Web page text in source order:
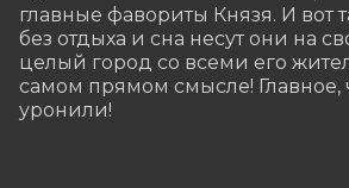
главные фавориты Князя. И вот
без отдыха и сна несут они на
целый город со всеми его
самом прямом смысле! Главное,
уронили!